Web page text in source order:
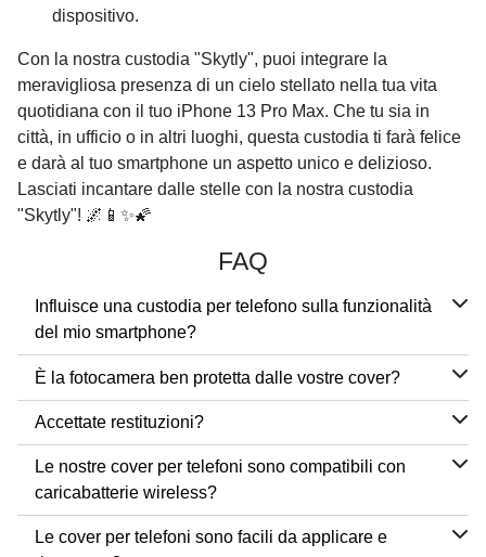
dispositivo.
Con la nostra custodia "Skytly", puoi integrare la
meravigliosa presenza di un cielo stellato nella tua vita
quotidiana con il tuo iPhone 13 Pro Max. Che tu sia in
città, in ufficio o in altri luoghi, questa custodia ti farà felice
e darà al tuo smartphone un aspetto unico e delizioso.
Lasciati incantare dalle stelle con la nostra custodia
"Skytly"! 🌌📱✨🌠
FAQ
Influisce una custodia per telefono sulla funzionalità
del mio smartphone?
È la fotocamera ben protetta dalle vostre cover?
Accettate restituzioni?
Le nostre cover per telefoni sono compatibili con
caricabatterie wireless?
Le cover per telefoni sono facili da applicare e